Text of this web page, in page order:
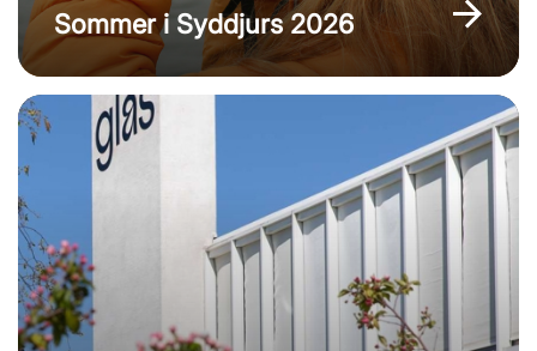
Sommer i Syddjurs 2026